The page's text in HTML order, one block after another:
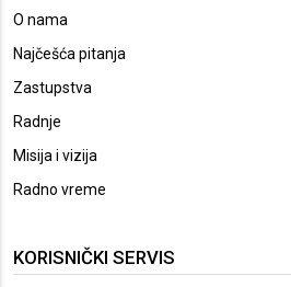
O nama
Najčešća pitanja
Zastupstva
Radnje
Misija i vizija
Radno vreme
KORISNIČKI SERVIS